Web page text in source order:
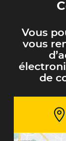
Vous
vous
de